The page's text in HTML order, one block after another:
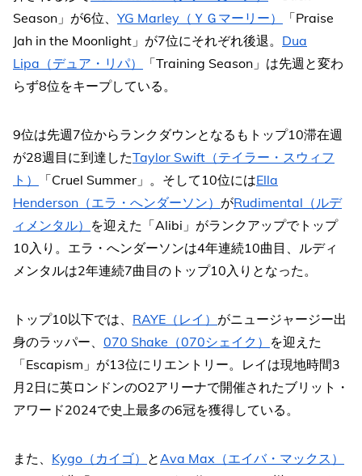
Season」が6位、 YG Marley（ＹＧマーリー）
「Praise
Jah in the Moonlight」が7位にそれぞれ後退。 Dua
Lipa（デュア・リパ）
「Training Season」は先週と変わ
らず8位をキープしている。
9位は先週7位からランクダウンとなるもトップ10滞在週
が28週目に到達したTaylor Swift（テイラー・スウィフ
ト）
「Cruel Summer」。そして10位にはElla
Henderson（エラ・へンダーソン） がRudimental（ルデ
ィメンタル） を迎えた「Alibi」がランクアップでトップ
10入り。エラ・へンダーソンは4年連続10曲目、ルディ
メンタルは2年連続7曲目のトップ10入りとなった。
トップ10以下では、 RAYE（レイ） がニュージャージー出
身のラッパー、 070 Shake（070シェイク） を迎えた
「Escapism」が13位にリエントリー。レイは現地時間3
月2日に英ロンドンのO2アリーナで開催されたブリット・
アワード2024で史上最多の6冠を獲得している。
また、 Kygo（カイゴ） と Ava Max（エイバ・マックス）